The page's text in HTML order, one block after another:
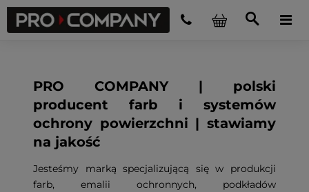
PRO COMPANY | polski
producent farb i systemów
ochrony powierzchni | stawiamy
na jakość
Jesteśmy marką specjalizującą się w produkcji
farb, emalii ochronnych, podkładów